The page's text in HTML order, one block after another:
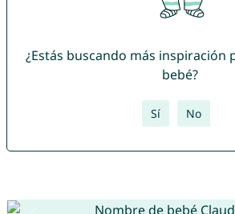
¿Estás buscando más inspiración
bebé?
Sí No